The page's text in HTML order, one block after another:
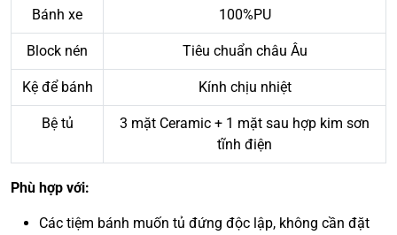
Bánh xe 100%PU
Block nén Tiêu chuẩn châu Âu
Kệ để bánh Kính chịu nhiệt
Bệ tủ
3 mặt Ceramic + 1 mặt sau hợp kim sơn
tĩnh điện
Phù hợp với:
Các tiệm bánh muốn tủ đứng độc lập, không cần đặt